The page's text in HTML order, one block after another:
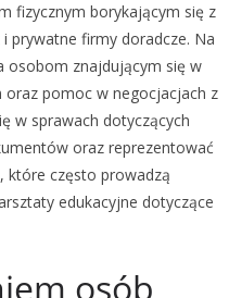
fizycznym borykającym się z
prywatne firmy doradcze. Na
osobom znajdującym się w
oraz pomoc w negocjacjach z
w sprawach dotyczących
oraz reprezentować
które często prowadzą
edukacyjne dotyczące
osób